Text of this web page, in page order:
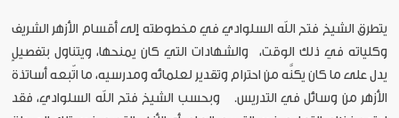
يتطرق الشيخ فتح الله السلوادي في مخطوطته إلى أقسام الأزهر الشريف
وكلياته في ذلك الوقت، والشهادات التي كان يمنحها، ويتناول بتفصيلٍ
يدل على ما كان يكنَّه من احترام وتقدير لعلمائه ومدرسيه، ما اتّبعه أساتذة
الأزهر من وسائل في التدريس. وبحسب الشيخ فتح الله السلوادي، فقد